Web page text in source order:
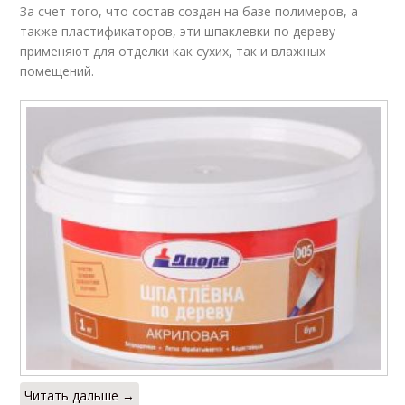
За счет того, что состав создан на базе полимеров, а
также пластификаторов, эти шпаклевки по дереву
применяют для отделки как сухих, так и влажных
помещений.
Читать дальше →